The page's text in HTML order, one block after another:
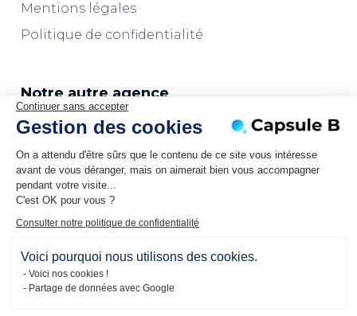
Continuer sans accepter
Gestion des cookies
On a attendu d'être sûrs que le contenu de ce site vous intéresse
avant de vous déranger, mais on aimerait bien vous accompagner
pendant votre visite...
C'est OK pour vous ?
Consulter notre politique de confidentialité
Voici pourquoi nous utilisons des cookies.
Voici nos cookies !
Partage de données avec Google
Mentions légales
Politique de confidentialité
Notre autre agence
L'agence Marketplaces